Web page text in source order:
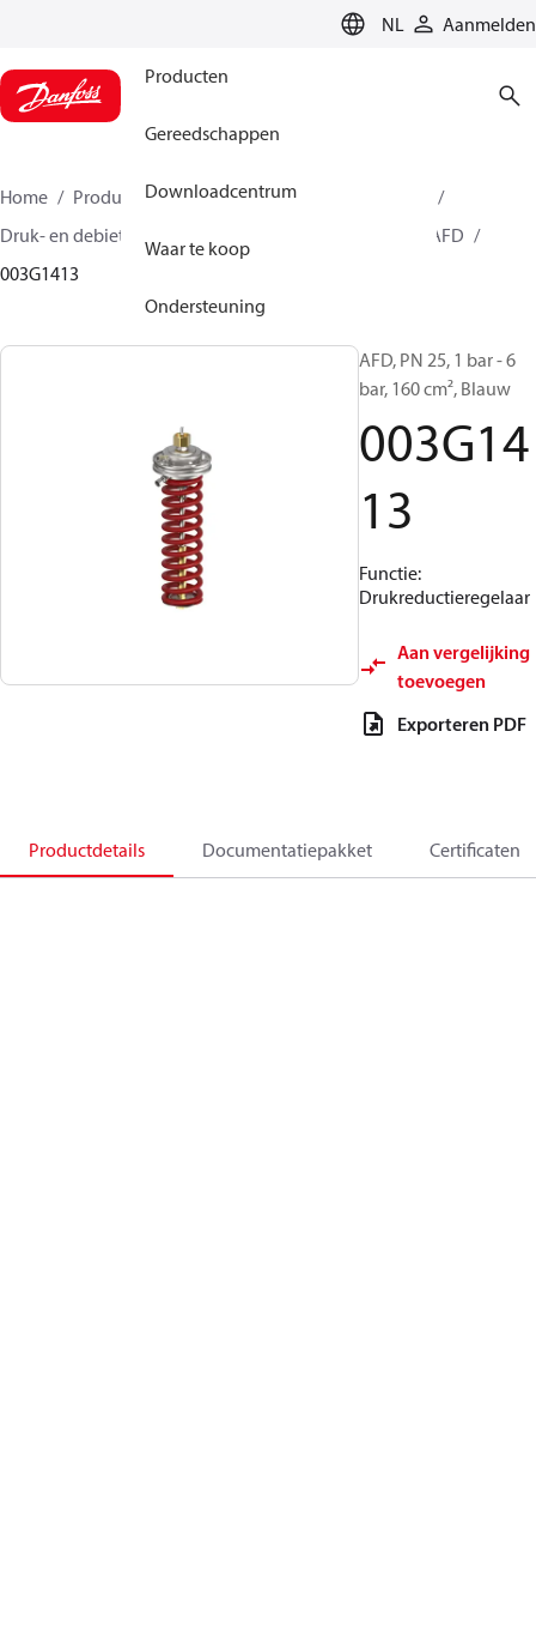
NL Aanmelden
Producten
Gereedschappen
Downloadcentrum
Waar te koop
Ondersteuning
Home Producten
Climate Solutions voor heating
Druk- en debietregelaars
AFD
003G1413
AFD, PN 25, 1 bar - 6
bar, 160 cm², Blauw
003G14
13
Functie:
Drukreductieregelaar
Aan vergelijking
toevoegen
Exporteren PDF
Productdetails Documentatiepakket Certificaten